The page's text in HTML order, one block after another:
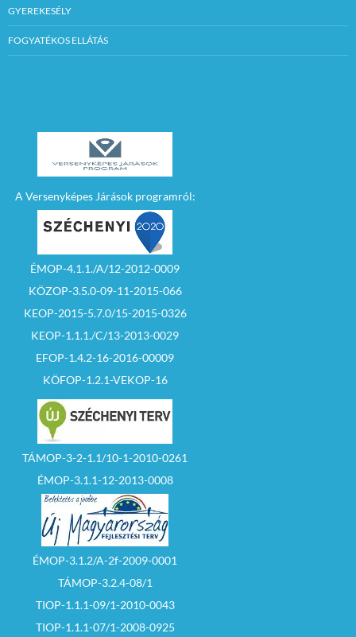
GYEREKESÉLY
FOGYATÉKOS ELLÁTÁS
A Versenyképes Járások programról:
ÉMOP-4.1.1./A/12-2012-0009
KÖZOP-3.5.0-09-11-2015-066
KEOP-2015-5.7.0/15-2015-0326
KEOP-1.1.1./C/13-2013-0029
EFOP-1.4.2-16-2016-00009
KÖFOP-1.2.1-VEKOP-16
TÁMOP-3-2-1.1/10-1-2010-0261
ÉMOP-3.1.1-12-2013-0008
ÉMOP-3.1.2/A-2f-2009-0001
TÁMOP-3.2.4-08/1
TIOP-1.1.1-09/1-2010-0043
TIOP-1.1.1-07/1-2008-0925